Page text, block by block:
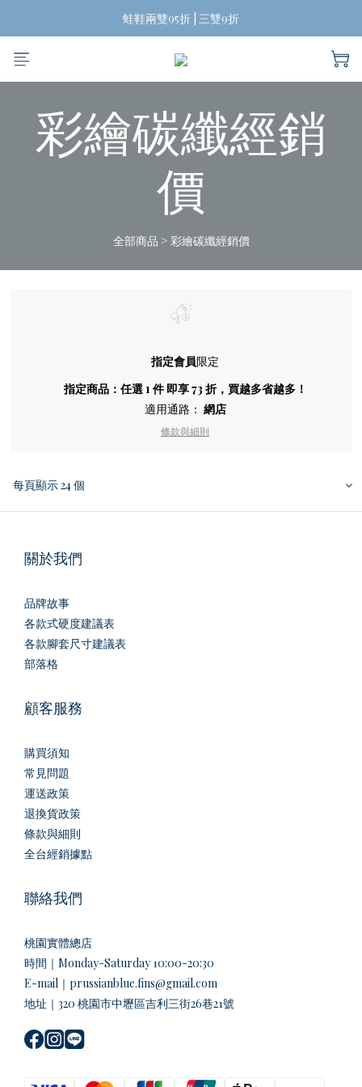
揪團買蛙鞋，折扣帶回家
蛙鞋兩雙95折 | 三雙9折
台灣兩雙起免運費
彩繪碳纖經銷
價
全部商品 > 彩繪碳纖經銷價
指定會員限定
指定商品：任選 1 件 即享 73 折，買越多省越多！
適用通路： 網店
條款與細則
每頁顯示 24 個
關於我們
品牌故事
各款式硬度建議表
各款腳套尺寸建議表
部落格
顧客服務
購買須知
常見問題
運送政策
退換貨政策
條款與細則
全台經銷據點
聯絡我們
桃園實體總店
時間｜Monday-Saturday 10:00-20:30
E-mail｜prussianblue.fins@gmail.com
地址｜320 桃園市中壢區吉利三街26巷21號